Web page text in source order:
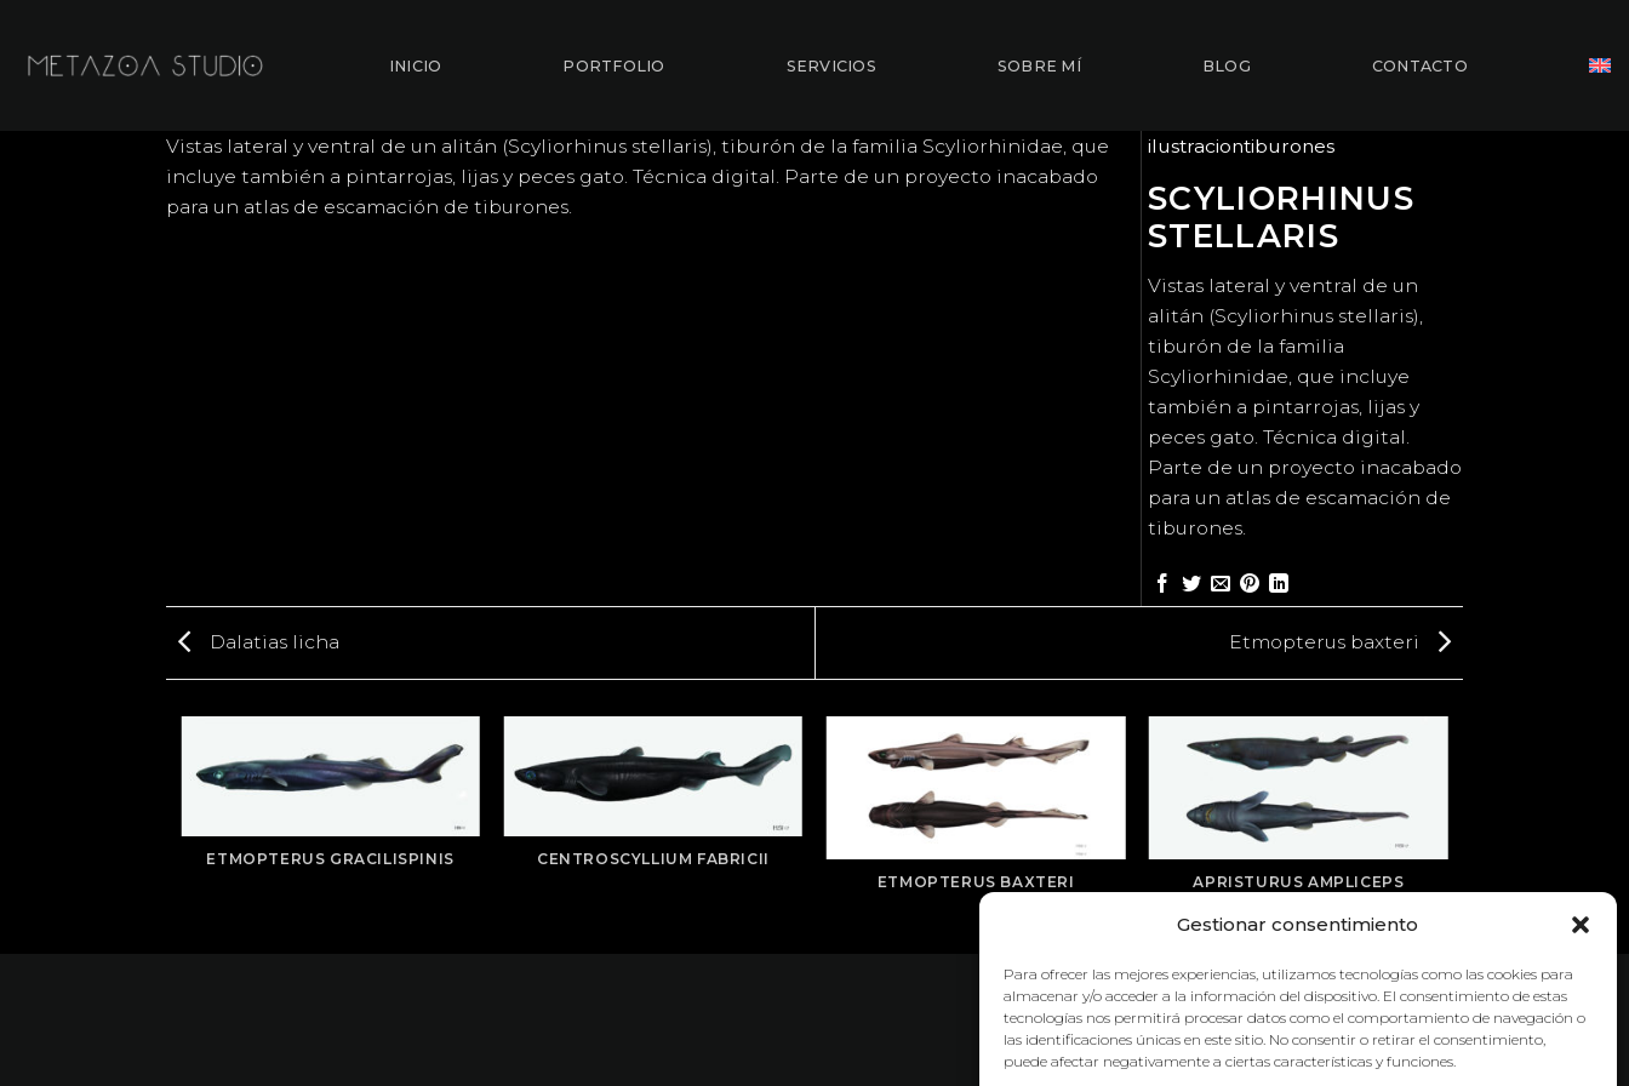
Gestionar consentimiento
Para ofrecer las mejores experiencias, utilizamos tecnologías como las cookies para
almacenar y/o acceder a la información del dispositivo. El consentimiento de estas
tecnologías nos permitirá procesar datos como el comportamiento de navegación o
las identificaciones únicas en este sitio. No consentir o retirar el consentimiento,
puede afectar negativamente a ciertas características y funciones.
contenido
INICIO PORTFOLIO SERVICIOS SOBRE MÍ BLOG CONTACTO
ilustraciontiburones
SCYLIORHINUS
STELLARIS
Vistas lateral y ventral de un
alitán (Scyliorhinus stellaris),
tiburón de la familia
Scyliorhinidae, que incluye
también a pintarrojas, lijas y
peces gato. Técnica digital.
Parte de un proyecto inacabado
para un atlas de escamación de
tiburones.
Vistas lateral y ventral de un alitán (Scyliorhinus stellaris), tiburón de la familia Scyliorhinidae, que
incluye también a pintarrojas, lijas y peces gato. Técnica digital. Parte de un proyecto inacabado
para un atlas de escamación de tiburones.
Dalatias licha Etmopterus baxteri
ETMOPTERUS GRACILISPINIS
CENTROSCYLLIUM FABRICII
ETMOPTERUS BAXTERI
APRISTURUS AMPLICEPS